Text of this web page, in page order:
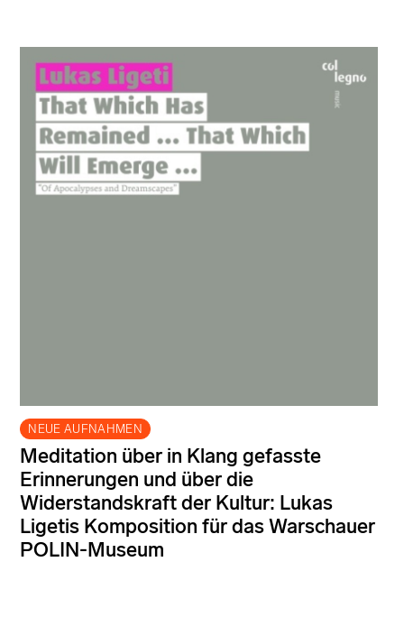
NEUE AUFNAHMEN
Meditation über in Klang gefasste
Erinnerungen und über die
Widerstandskraft der Kultur: Lukas
Ligetis Komposition für das Warschauer
POLIN-Museum